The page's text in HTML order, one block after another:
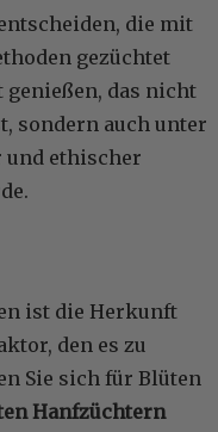
die mit
gezüchtet
das nicht
sondern auch unter
ethischer
ist die Herkunft
den es zu
Sie sich für Blüten
Hanfzüchtern